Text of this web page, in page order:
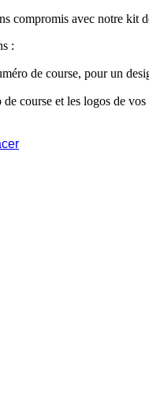
avec notre kit
:
de course, pour un
course et les logos de vos